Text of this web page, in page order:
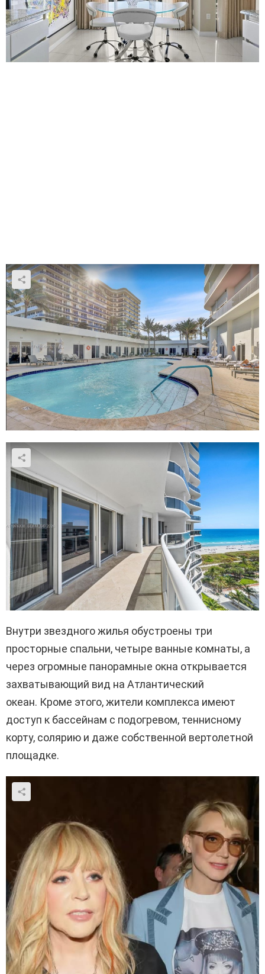
Внутри звездного жилья обустроены три
просторные спальни, четыре ванные комнаты, а
через огромные панорамные окна открывается
захватывающий вид на Атлантический
океан. Кроме этого, жители комплекса имеют
доступ к бассейнам с подогревом, теннисному
корту, солярию и даже собственной вертолетной
площадке.